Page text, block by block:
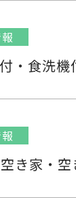
・食洗
き家・